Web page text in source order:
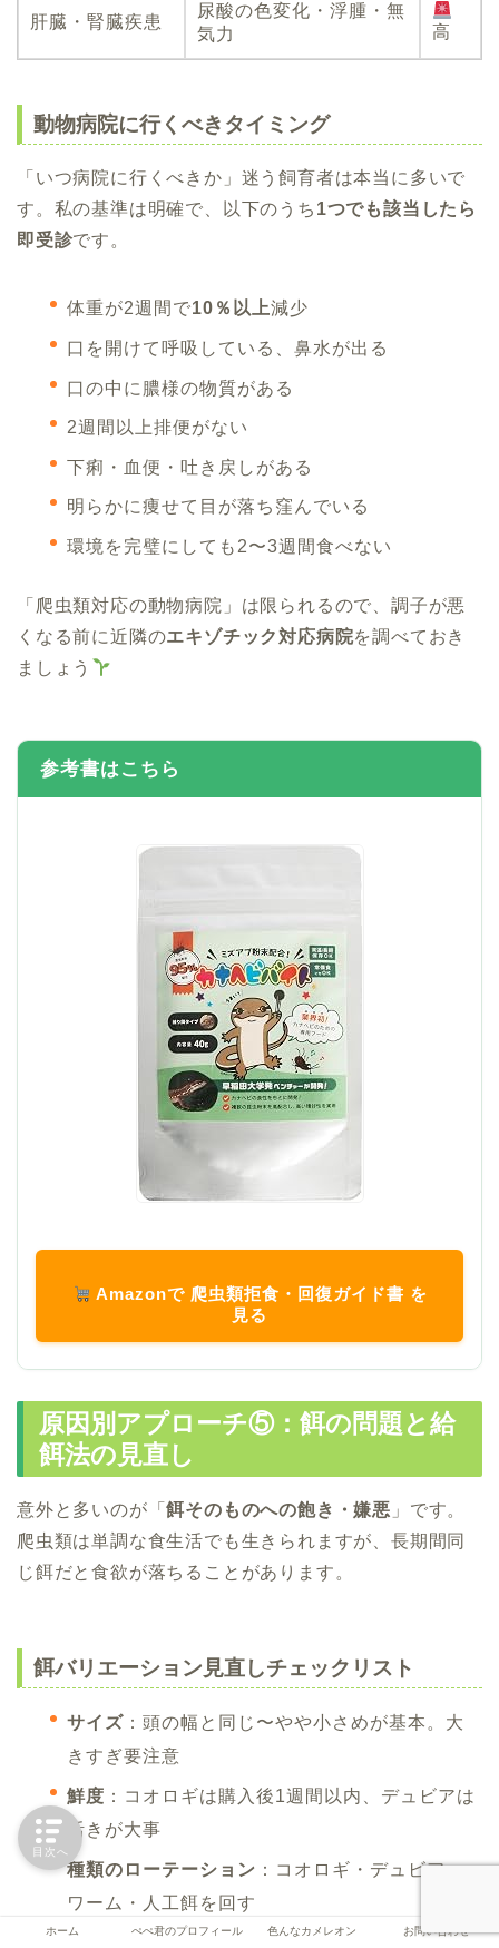
肝臓・腎臓疾患
尿酸の色変化・浮腫・無
気力
高
動物病院に行くべきタイミング
「いつ病院に行くべきか」迷う飼育者は本当に多いで
す。私の基準は明確で、以下のうち 1つでも該当したら
即受診です。
体重が2週間で10％以上減少
口を開けて呼吸している、鼻水が出る
口の中に膿様の物質がある
2週間以上排便がない
下痢・血便・吐き戻しがある
明らかに痩せて目が落ち窪んでいる
環境を完璧にしても2〜3週間食べない
「爬虫類対応の動物病院」は限られるので、調子が悪
くなる前に近隣のエキゾチック対応病院を調べておき
ましょう
参考書はこちら
Amazonで 爬虫類拒食・回復ガイド書 を
見る
原因別アプローチ⑤：餌の問題と給
餌法の見直し
意外と多いのが「餌そのものへの飽き・嫌悪 」です。
爬虫類は単調な食生活でも生きられますが、長期間同
じ餌だと食欲が落ちることがあります。
餌バリエーション見直しチェックリスト
サイズ ：頭の幅と同じ〜やや小さめが基本。大
きすぎ要注意
鮮度 ：コオロギは購入後1週間以内、デュビアは
活きが大事
種類のローテーション ：コオロギ・デュビア・
ワーム・人工餌を回す
動きの強弱：ピンセットでわざと動かす／逆に
ホーム ぺぺ君のプロフィール 色んなカメレオン お問い合わせ
目次へ